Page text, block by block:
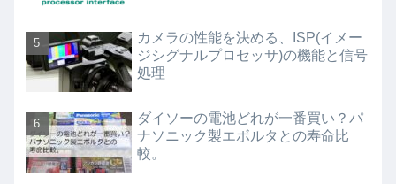
カメラの性能を決める、ISP(イメー
ジシグナルプロセッサ)の機能と信号
処理
ダイソーの電池どれが一番買い？パ
ナソニック製エボルタとの寿命比
較。